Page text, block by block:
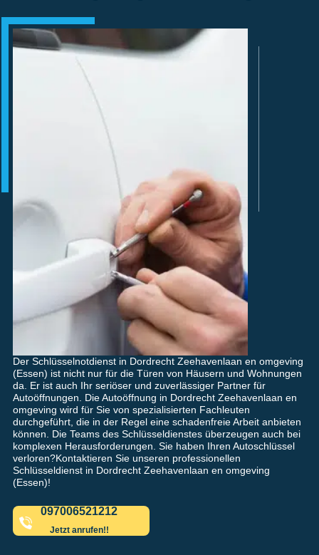
Der Schlüsselnotdienst in Dordrecht Zeehavenlaan en omgeving
(Essen) ist nicht nur für die Türen von Häusern und Wohnungen
da. Er ist auch Ihr seriöser und zuverlässiger Partner für
Autoöffnungen. Die Autoöffnung in Dordrecht Zeehavenlaan en
omgeving wird für Sie von spezialisierten Fachleuten
durchgeführt, die in der Regel eine schadenfreie Arbeit anbieten
können. Die Teams des Schlüsseldienstes überzeugen auch bei
komplexen Herausforderungen. Sie haben Ihren Autoschlüssel
verloren?Kontaktieren Sie unseren professionellen
Schlüsseldienst in Dordrecht Zeehavenlaan en omgeving
(Essen)!
097006521212
Jetzt anrufen!!